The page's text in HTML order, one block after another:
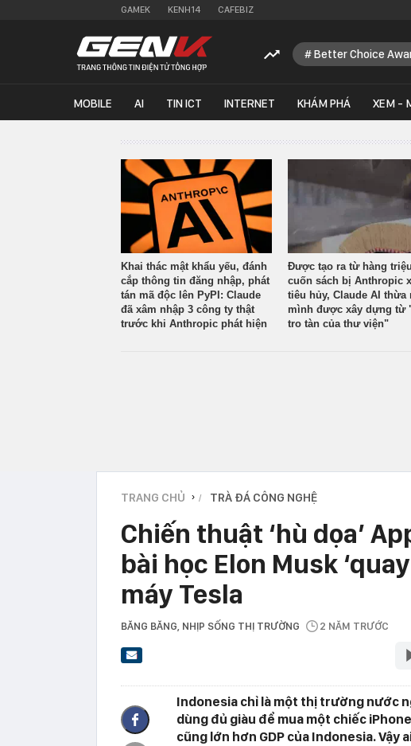
GAMEK KENH14 CAFEBIZ
Better Choice
MOBILE AI TIN ICT INTERNET KHÁM PHÁ XEM -
Khai thác mật khẩu yếu, đánh
cắp thông tin đăng nhập, phát
tán mã độc lên PyPI: Claude
đã xâm nhập 3 công ty thật
trước khi Anthropic phát hiện
Được tạo ra từ hàng triệu
cuốn sách bị Anthropic
tiêu hủy, Claude AI thừa
mình được xây dựng từ
tro tàn của thư viện"
TRANG CHỦ › TRÀ ĐÁ CÔNG NGHỆ
Chiến thuật ‘hù dọa’
bài học Elon Musk
máy Tesla
BĂNG BĂNG , NHỊP SỐNG THỊ TRƯỜNG 2 NĂM TRƯỚC
Indonesia chỉ là một thị trường nước
dùng đủ giàu để mua một chiếc
cũng lớn hơn GDP của Indonesia. Vậy